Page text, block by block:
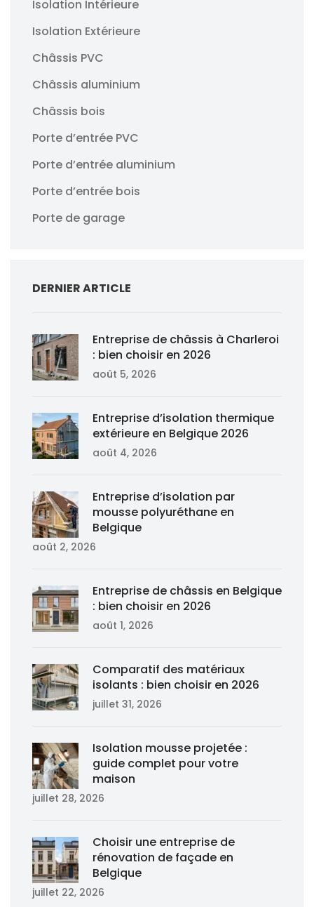
Isolation Intérieure
Isolation Extérieure
Châssis PVC
Châssis aluminium
Châssis bois
Porte d’entrée PVC
Porte d’entrée aluminium
Porte d’entrée bois
Porte de garage
DERNIER ARTICLE
Entreprise de châssis à Charleroi
: bien choisir en 2026
août 5, 2026
Entreprise d’isolation thermique
extérieure en Belgique 2026
août 4, 2026
Entreprise d’isolation par
mousse polyuréthane en
Belgique
août 2, 2026
Entreprise de châssis en Belgique
: bien choisir en 2026
août 1, 2026
Comparatif des matériaux
isolants : bien choisir en 2026
juillet 31, 2026
Isolation mousse projetée :
guide complet pour votre
maison
juillet 28, 2026
Choisir une entreprise de
rénovation de façade en
Belgique
juillet 22, 2026